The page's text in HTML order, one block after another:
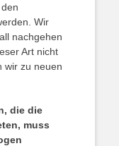
Wir
nachgehen
Art nicht
wir zu neuen
die die
muss